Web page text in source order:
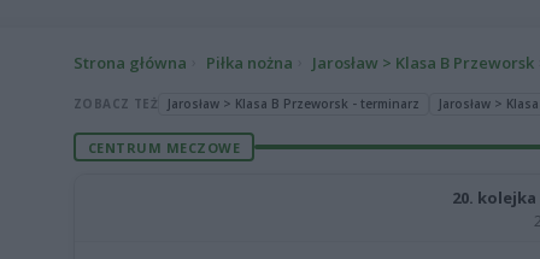
Strona główna Piłka nożna Jarosław > Klasa B Przeworsk
ZOBACZ TEŻ Jarosław > Klasa B Przeworsk - terminarz Jarosław >
CENTRUM MECZOWE
20. kolejka